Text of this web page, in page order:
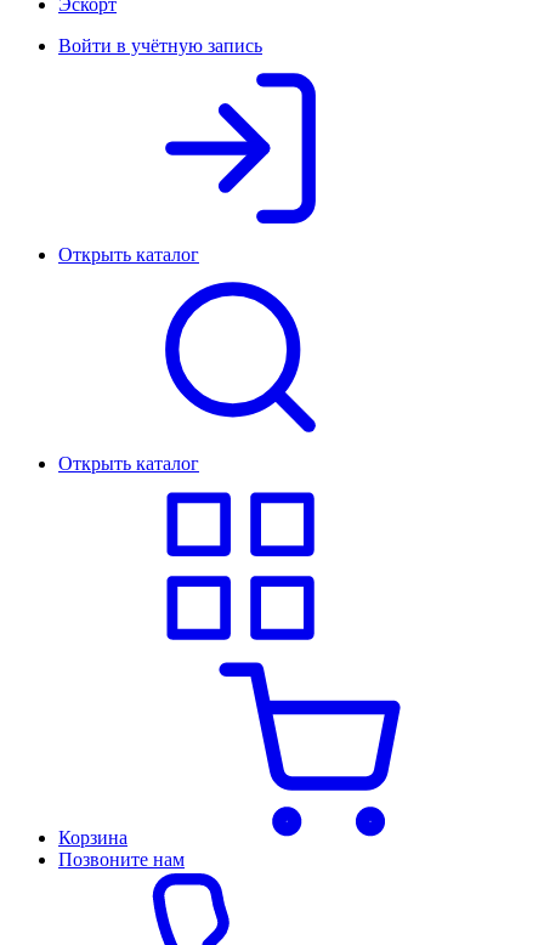
Эскорт
Войти в учётную запись
Открыть каталог
Открыть каталог
Корзина
Позвоните нам